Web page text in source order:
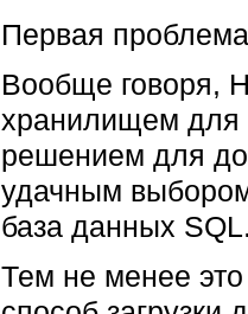
Первая
Вообще говоря,
хранилищем для
решением для
удачным
база данных
Тем не менее это